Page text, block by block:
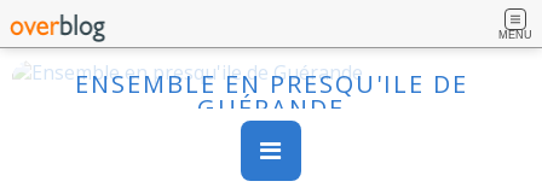
MENU
ENSEMBLE EN PRESQU'ILE DE
GUÉRANDE